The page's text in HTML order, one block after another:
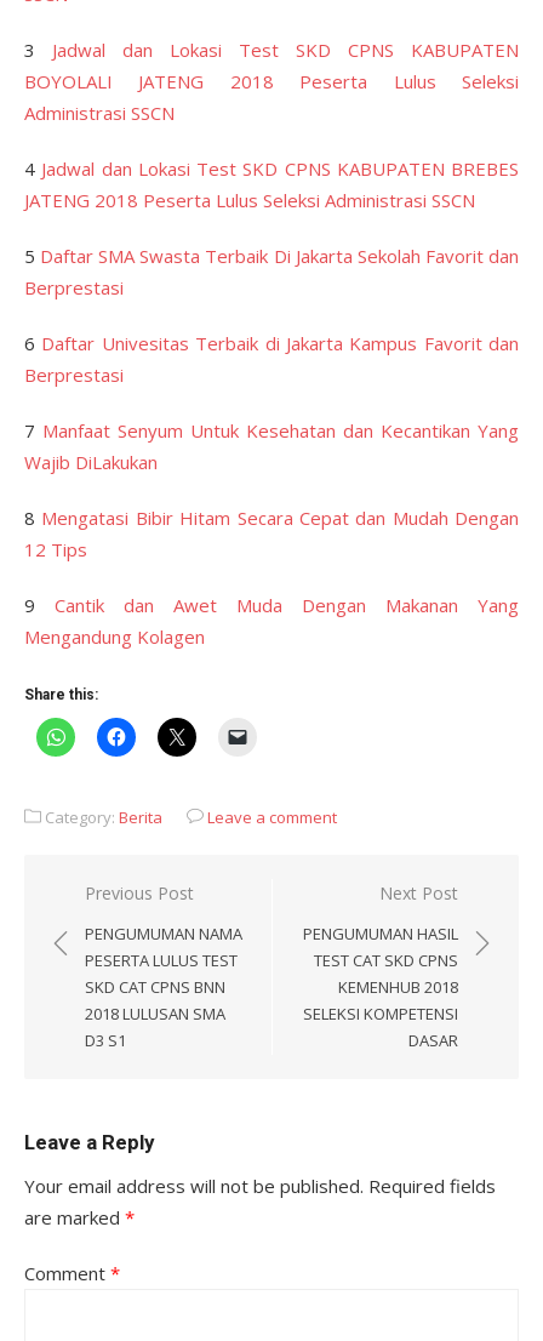
3 Jadwal dan Lokasi Test SKD CPNS KABUPATEN
BOYOLALI JATENG 2018 Peserta Lulus Seleksi
Administrasi SSCN
4 Jadwal dan Lokasi Test SKD CPNS KABUPATEN BREBES
JATENG 2018 Peserta Lulus Seleksi Administrasi SSCN
5 Daftar SMA Swasta Terbaik Di Jakarta Sekolah Favorit dan
Berprestasi
6 Daftar Univesitas Terbaik di Jakarta Kampus Favorit dan
Berprestasi
7 Manfaat Senyum Untuk Kesehatan dan Kecantikan Yang
Wajib DiLakukan
8 Mengatasi Bibir Hitam Secara Cepat dan Mudah Dengan
12 Tips
9 Cantik dan Awet Muda Dengan Makanan Yang
Mengandung Kolagen
Share this:
Category: Berita Leave a comment
Post
navigation
Previous Post
PENGUMUMAN NAMA
PESERTA LULUS TEST
SKD CAT CPNS BNN
2018 LULUSAN SMA
D3 S1
Next Post
PENGUMUMAN HASIL
TEST CAT SKD CPNS
KEMENHUB 2018
SELEKSI KOMPETENSI
DASAR
Leave a Reply
Your email address will not be published. Required fields
are marked *
Comment *